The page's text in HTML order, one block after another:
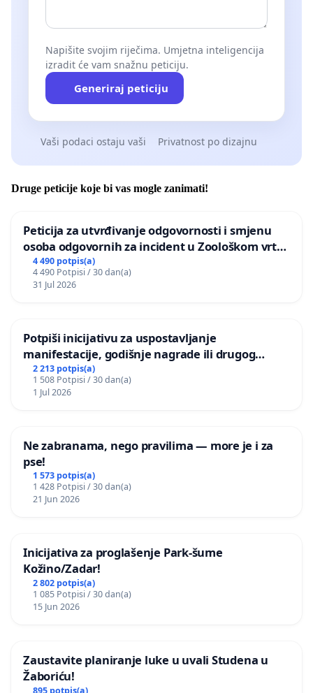
Napišite svojim riječima. Umjetna inteligencija
izradit će vam snažnu peticiju.
Generiraj peticiju
Vaši podaci ostaju vaši Privatnost po dizajnu
Druge peticije koje bi vas mogle zanimati!
Peticija za utvrđivanje odgovornosti i smjenu
osoba odgovornih za incident u Zoološkom vrtu
Grada Zagreba
4 490 potpis(a)
4 490 Potpisi / 30 dan(a)
31 Jul 2026
Potpiši inicijativu za uspostavljanje
manifestacije, godišnje nagrade ili drugog
javnog događaja „Edin Avdić“ u Sarajevu
2 213 potpis(a)
1 508 Potpisi / 30 dan(a)
1 Jul 2026
Ne zabranama, nego pravilima — more je i za
pse!
1 573 potpis(a)
1 428 Potpisi / 30 dan(a)
21 Jun 2026
Inicijativa za proglašenje Park-šume
Kožino/Zadar!
2 802 potpis(a)
1 085 Potpisi / 30 dan(a)
15 Jun 2026
Zaustavite planiranje luke u uvali Studena u
Žaboriću!
895 potpis(a)